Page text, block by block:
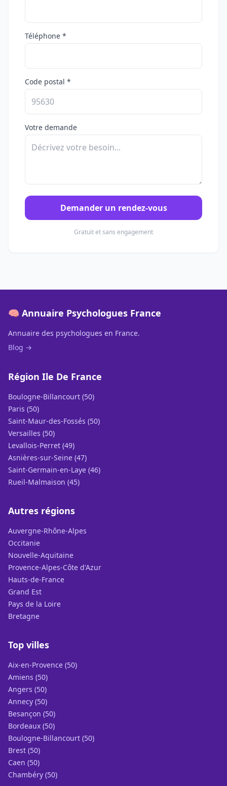
Téléphone *
Code postal *
Votre demande
Demander un rendez-vous
Gratuit et sans engagement
🧠 Annuaire Psychologues France
Annuaire des psychologues en France.
Blog →
Région Ile De France
Boulogne-Billancourt (50)
Paris (50)
Saint-Maur-des-Fossés (50)
Versailles (50)
Levallois-Perret (49)
Asnières-sur-Seine (47)
Saint-Germain-en-Laye (46)
Rueil-Malmaison (45)
Autres régions
Auvergne-Rhône-Alpes
Occitanie
Nouvelle-Aquitaine
Provence-Alpes-Côte d'Azur
Hauts-de-France
Grand Est
Pays de la Loire
Bretagne
Top villes
Aix-en-Provence (50)
Amiens (50)
Angers (50)
Annecy (50)
Besançon (50)
Bordeaux (50)
Boulogne-Billancourt (50)
Brest (50)
Caen (50)
Chambéry (50)